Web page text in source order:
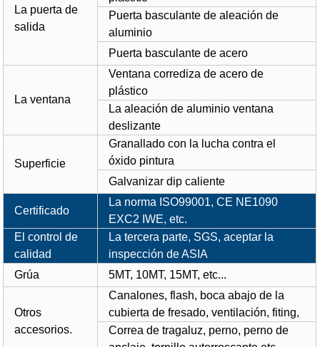
La puerta de
salida
Puerta basculante de aleación de
aluminio
Puerta basculante de acero
La ventana
Ventana corrediza de acero de
plástico
La aleación de aluminio ventana
deslizante
Superficie
Granallado con la lucha contra el
óxido pintura
Galvanizar dip caliente
Certificado
La norma ISO99001, CE NE1090
EXC2 IWE, etc.
El control de
calidad
La tercera parte, SGS, aceptar la
inspección de ASIA
Grúa
5MT, 10MT, 15MT, etc...
Otros
accesorios.
Canalones, flash, boca abajo de la
cubierta de fresado, ventilación, fiting,
Correa de tragaluz, perno, perno de